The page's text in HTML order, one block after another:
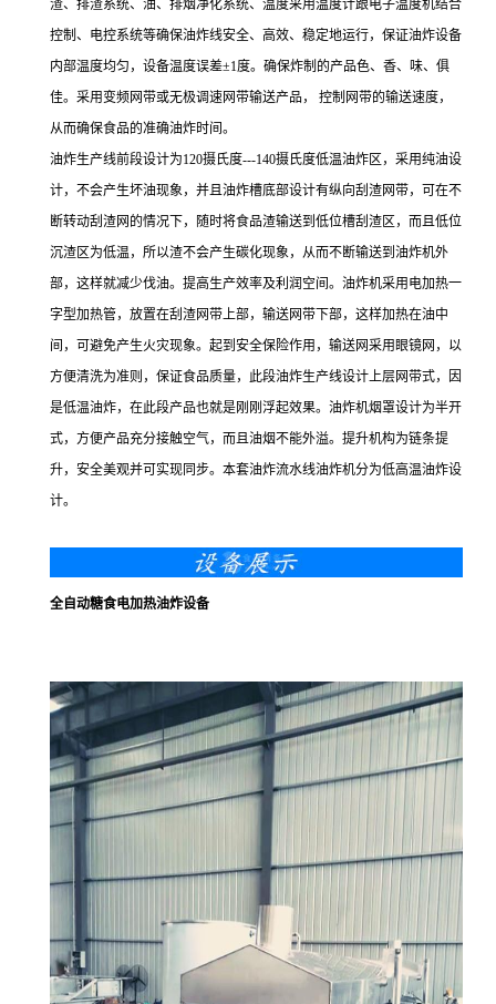
渣、排渣系统、油、排烟净化系统、温度采用温度计跟电子温度机结合
控制、电控系统等确保油炸线安全、高效、稳定地运行，保证油炸设备
内部温度均匀，设备温度误差±1度。确保炸制的产品色、香、味、俱
佳。采用变频网带或无极调速网带输送产品， 控制网带的输送速度，
从而确保食品的准确油炸时间。
油炸生产线前段设计为120摄氏度---140摄氏度低温油炸区，采用纯油设
计，不会产生坏油现象，并且油炸槽底部设计有纵向刮渣网带，可在不
断转动刮渣网的情况下，随时将食品渣输送到低位槽刮渣区，而且低位
沉渣区为低温，所以渣不会产生碳化现象，从而不断输送到油炸机外
部，这样就减少伐油。提高生产效率及利润空间。油炸机采用电加热一
字型加热管，放置在刮渣网带上部，输送网带下部，这样加热在油中
间，可避免产生火灾现象。起到安全保险作用，输送网采用眼镜网，以
方便清洗为准则，保证食品质量，此段油炸生产线设计上层网带式，因
是低温油炸，在此段产品也就是刚刚浮起效果。油炸机烟罩设计为半开
式，方便产品充分接触空气，而且油烟不能外溢。提升机构为链条提
升，安全美观并可实现同步。本套油炸流水线油炸机分为低高温油炸设
计。
全自动糖食电加热油炸设备